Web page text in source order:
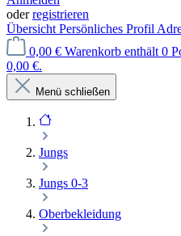
oderregistrieren
Übersicht Persönliches Profil
0,00 € Warenkorb enthält 0
0,00 €.
Menü schließen
Jungs
Jungs 0-3
Oberbekleidung